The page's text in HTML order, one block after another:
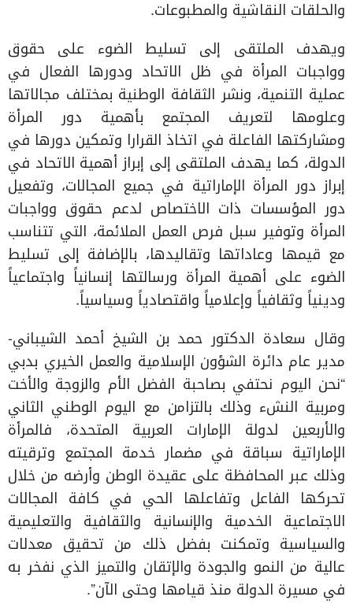
والحلقات النقاشية والمطبوعات.
ويهدف الملتقى إلى تسليط الضوء على حقوق
وواجبات المرأة في ظل الاتحاد ودورها الفعال في
عملية التنمية، ونشر الثقافة الوطنية بمختلف مجالاتها
وعلومها لتعريف المجتمع بأهمية دور المرأة
ومشاركتها الفاعلة في اتخاذ القرارا وتمكين دورها في
الدولة، كما يهدف الملتقى إلى إبراز أهمية الاتحاد في
إبراز دور المرأة الإماراتية في جميع المجالات، وتفعيل
دور المؤسسات ذات الاختصاص لدعم حقوق وواجبات
المرأة وتوفير سبل فرص العمل الملائمة، التي تتناسب
مع قيمها وعاداتها وتقاليدها، بالإضافة إلى تسليط
الضوء على أهمية المرأة ورسالتها إنسانياً واجتماعياً
ودينياً وثقافياً وإعلامياً واقتصادياً وسياسياً.
وقال سعادة الدكتور حمد بن الشيخ أحمد الشيباني-
مدير عام دائرة الشؤون الإسلامية والعمل الخيري بدبي
“نحن اليوم نحتفي بصاحبة الفضل الأم والزوجة والأخت
ومربية النشء وذلك بالتزامن مع اليوم الوطني الثاني
والأربعين لدولة الإمارات العربية المتحدة، فالمرأة
الإماراتية سباقة في مضمار خدمة المجتمع وترقيته
وذلك عبر المحافظة على عقيدة الوطن وأرضه من خلال
تحركها الفاعل وتفاعلها الحي في كافة المجالات
الاجتماعية الخدمية والإنسانية والثقافية والتعليمية
والسياسية وتمكنت بفضل ذلك من تحقيق معدلات
عالية من النمو والجودة والإتقان والتميز الذي نفخر به
في مسيرة الدولة منذ قيامها وحتى الآن”.